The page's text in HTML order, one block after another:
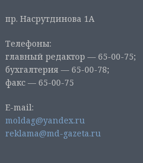
пр. Насрутдинова 1А
Телефоны:
главный редактор — 65-00-75;
бухгалтерия — 65-00-78;
факс — 65-00-75
E-mail:
moldag@yandex.ru
reklama@md-gazeta.ru